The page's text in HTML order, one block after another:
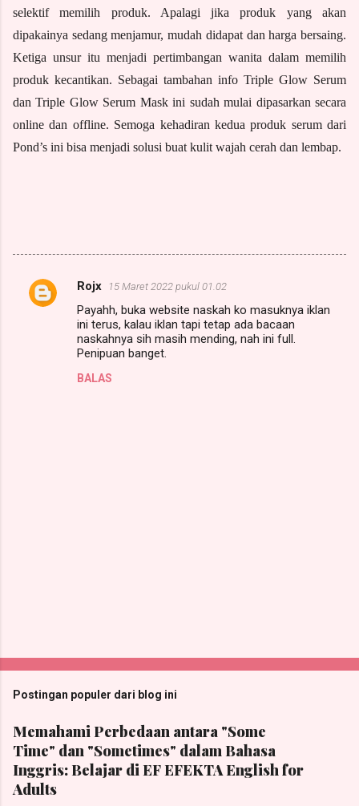
selektif memilih produk. Apalagi jika produk yang akan
dipakainya sedang menjamur, mudah didapat dan harga bersaing.
Ketiga unsur itu menjadi pertimbangan wanita dalam memilih
produk kecantikan. Sebagai tambahan info Triple Glow Serum
dan Triple Glow Serum Mask ini sudah mulai dipasarkan secara
online dan offline. Semoga kehadiran kedua produk serum dari
Pond’s ini bisa menjadi solusi buat kulit wajah cerah dan lembap.
K
Rojx 15 Maret 2022 pukul 01.02
Payahh, buka website naskah ko masuknya iklan
ini terus, kalau iklan tapi tetap ada bacaan
naskahnya sih masih mending, nah ini full.
Penipuan banget.
BALAS
t
g
K
o
m
e
Postingan populer dari blog ini
Memahami Perbedaan antara "Some
Time" dan "Sometimes" dalam Bahasa
Inggris: Belajar di EF EFEKTA English for
Adults